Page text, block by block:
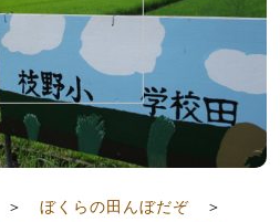
＞ぼくらの田んぼだぞ ＞